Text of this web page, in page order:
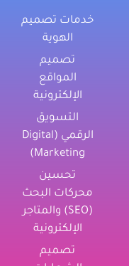
خدمات تصميم
الهوية
تصميم
المواقع
الإلكترونية
التسويق
الرقمي (Digital
Marketing)
تحسين
محركات البحث
(SEO) والمتاجر
الإلكترونية
تصميم